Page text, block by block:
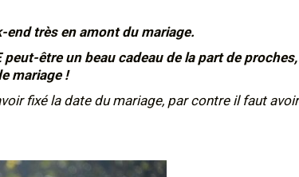
end très en amont du mariage.
être un beau cadeau de la part de proches,
mariage !
fixé la date du mariage, par contre il faut